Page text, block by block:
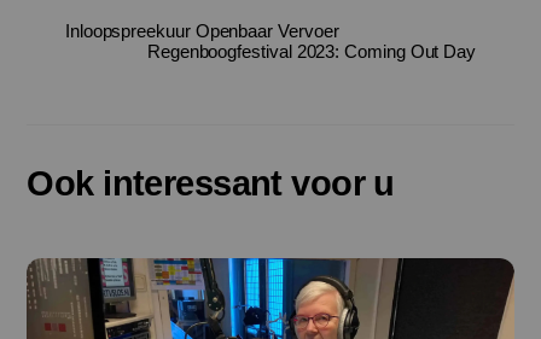
Inloopspreekuur Openbaar Vervoer
Regenboogfestival 2023: Coming Out Day
Ook interessant voor u